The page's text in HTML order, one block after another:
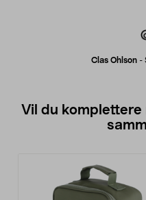
Clas Ohlson-
Vil du